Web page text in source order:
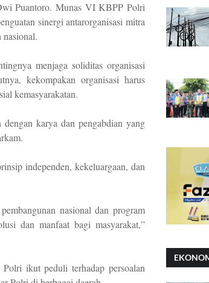
Puantoro. Munas VI KBPP Polri
sinergi antarorganisasi mitra
nasional.
menjaga soliditas organisasi
kekompakan organisasi harus
kemasyarakatan.
karya dan pengabdian yang
independen, kekeluargaan, dan
nasional dan program
dan manfaat bagi masyarakat,”
ikut peduli terhadap persoalan